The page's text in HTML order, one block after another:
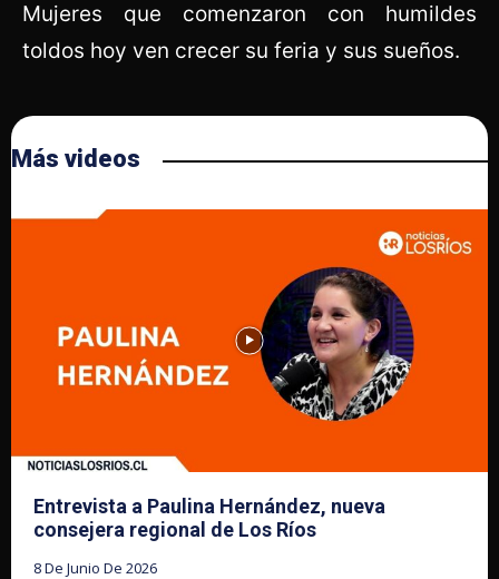
Mujeres que comenzaron con humildes
toldos hoy ven crecer su feria y sus sueños.
Más videos
Entrevista a Paulina Hernández, nueva
consejera regional de Los Ríos
8 De Junio De 2026